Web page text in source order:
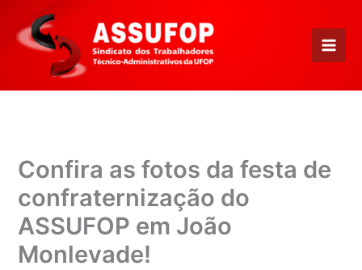
para
conteúdo
Confira as fotos da festa de
confraternização do
ASSUFOP em João
Monlevade!